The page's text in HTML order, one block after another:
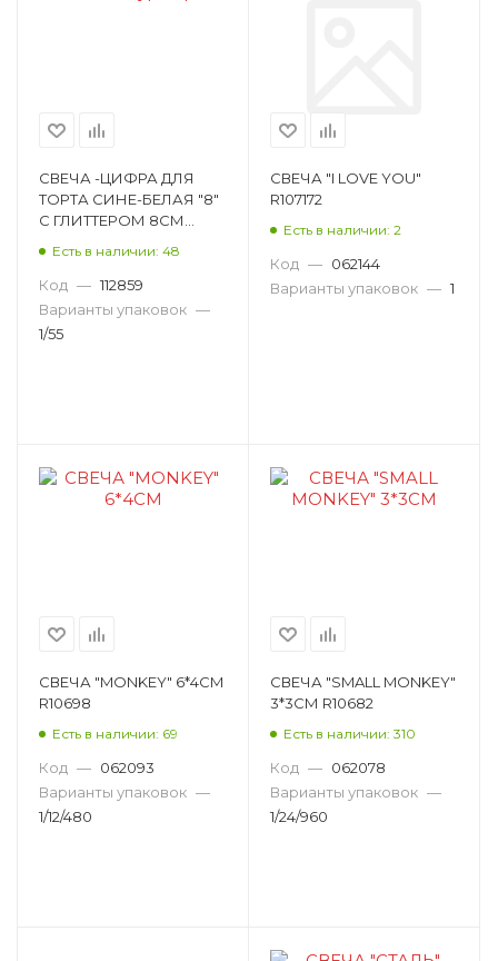
СВЕЧА -ЦИФРА ДЛЯ
ТОРТА СИНЕ-БЕЛАЯ "8"
С ГЛИТТЕРОМ 8СМ
Есть в наличии: 48
Код — 112859
Варианты упаковок —
1/55
СВЕЧА "I LOVE YOU"
R107172
Есть в наличии: 2
Код — 062144
Варианты упаковок — 1
СВЕЧА "MONKEY" 6*4СМ
R10698
Есть в наличии: 69
Код — 062093
Варианты упаковок —
1/12/480
СВЕЧА "SMALL MONKEY"
3*3СМ R10682
Есть в наличии: 310
Код — 062078
Варианты упаковок —
1/24/960